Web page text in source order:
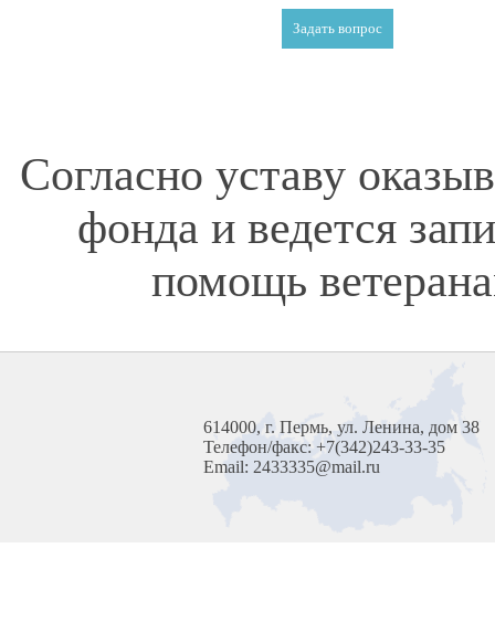
Согласно уставу
фонда и ведется
помощь
614000, г. Пермь, ул. Ленина, дом 38
Телефон/факс: +7(342)243-33-35
Email: 2433335@mail.ru